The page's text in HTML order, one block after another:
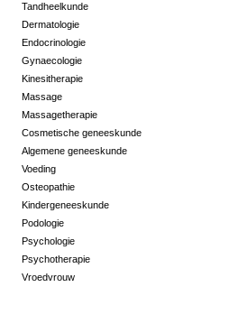
Tandheelkunde
Dermatologie
Endocrinologie
Gynaecologie
Kinesitherapie
Massage
Massagetherapie
Cosmetische geneeskunde
Algemene geneeskunde
Voeding
Osteopathie
Kindergeneeskunde
Podologie
Psychologie
Psychotherapie
Vroedvrouw